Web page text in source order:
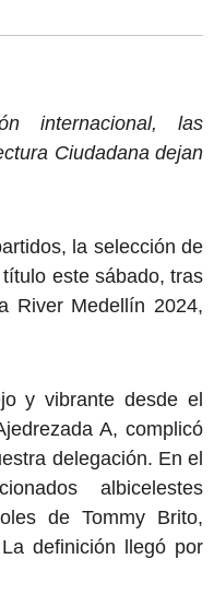
internacional, las
Ciudadana dejan
la selección de
este sábado, tras
River Medellín 2024,
y vibrante desde el
A, complicó
delegación. En el
albicelestes
de Tommy Brito,
definición llegó por